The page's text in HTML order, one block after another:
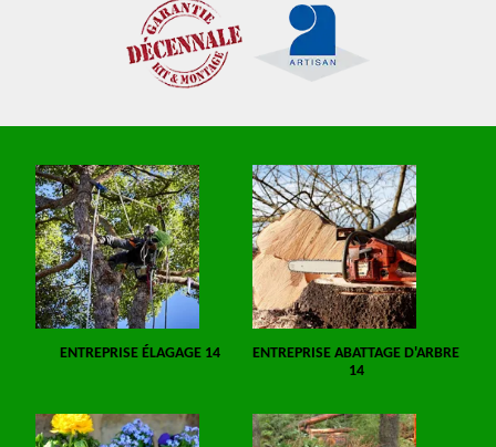
ENTREPRISE ÉLAGAGE 14
ENTREPRISE ABATTAGE D'ARBRE
14